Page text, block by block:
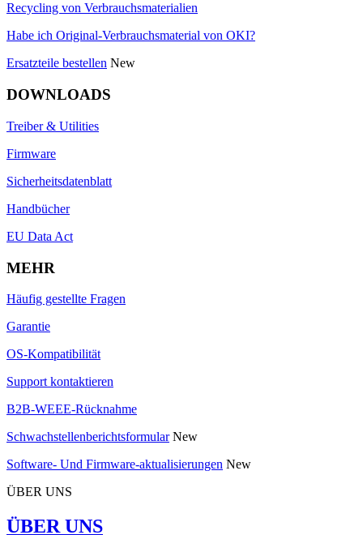
Recycling von Verbrauchsmaterialien
Habe ich Original-Verbrauchsmaterial von OKI?
Ersatzteile bestellen New
DOWNLOADS
Treiber & Utilities
Firmware
Sicherheitsdatenblatt
Handbücher
EU Data Act
MEHR
Häufig gestellte Fragen
Garantie
OS-Kompatibilität
Support kontaktieren
B2B-WEEE-Rücknahme
Schwachstellenberichtsformular New
Software- Und Firmware-aktualisierungen New
ÜBER UNS
ÜBER UNS